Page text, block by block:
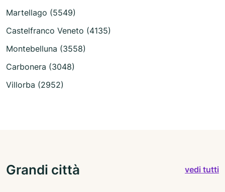
Martellago (5549)
Castelfranco Veneto (4135)
Montebelluna (3558)
Carbonera (3048)
Villorba (2952)
Grandi città vedi tutti